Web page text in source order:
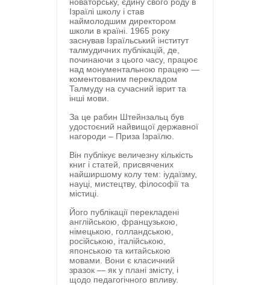
Ізраїлі школу і став
наймолодшим директором
школи в країні. 1965 року
заснував Ізраїльський інститут
талмудичних публікацій, де,
починаючи з цього часу, працює
над монументальною працею —
коментованим перекладом
Талмуду на сучасний іврит та
інші мови.
За це рабин Штейнзальц був
удостоєний найвищої державної
нагороди – Приза Ізраїлю.
Він публікує величезну кількість
книг і статей, присвячених
найширшому колу тем: іудаїзму,
науці, мистецтву, філософії та
містиці.
Його публікації перекладені
англійською, французькою,
німецькою, голландською,
російською, італійською,
японською та китайською
мовами. Вони є класичний
зразок — як у плані змісту, і
щодо педагогічного впливу.